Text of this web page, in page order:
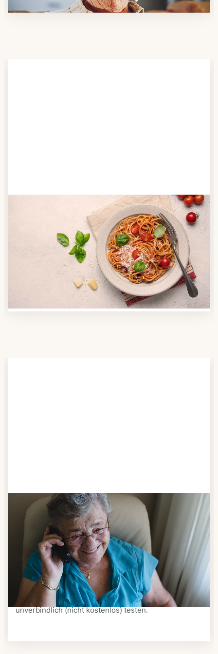
Anbieter finden
Nutzen Sie unsere große Mahlzeiten-Dienst-Suche,
um herauszufinden, welche Anbieter es in Ihrer
Region gibt und welcher am besten zu Ihnen passt.
Verschaffen Sie sich auch einen Überblick über die
Essen auf Rädern-Kosten.
Schritt 3
Bestellen & liefern lassen
Suchen Sie sich aus dem Speiseplan Ihres Anbieters
aus, was Ihnen schmeckt. Bestellen Sie telefonisch,
schriftlich oder im Online-Shop Ihres Anbieters.
Ein Kurier liefert Ihnen das bestellte Essen zum
vereinbarten Zeitpunkt nach Hause. Bei vielen
Anbietern können Sie Essen auf Rädern auch
unverbindlich (nicht kostenlos) testen.